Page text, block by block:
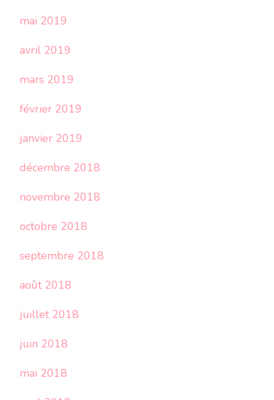
mai 2019
avril 2019
mars 2019
février 2019
janvier 2019
décembre 2018
novembre 2018
octobre 2018
septembre 2018
août 2018
juillet 2018
juin 2018
mai 2018